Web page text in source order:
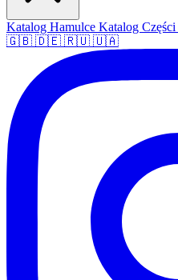
Katalog Hamulce Katalog Części
🇬🇧 🇩🇪 🇷🇺 🇺🇦